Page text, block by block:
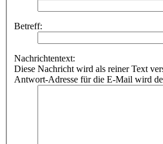
Betreff:
Nachrichtentext:
Diese Nachricht wird als reiner Text
Antwort-Adresse für die E-Mail wird